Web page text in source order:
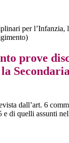
per l’Infanzia,
prove
dall’art. 6
di quelli assunti